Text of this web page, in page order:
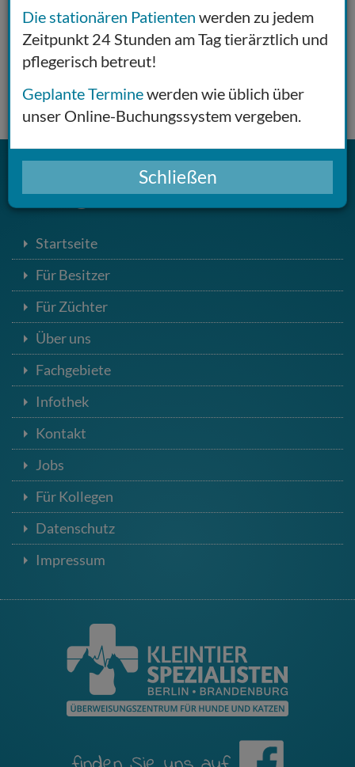
Praxisrundgang
Zahlungsmöglichkeiten
Online-Terminbuchung
Herzlich Willkommen!
Navigation
Startseite
Für Besitzer
Für Züchter
Über uns
Fachgebiete
Infothek
Kontakt
Jobs
Für Kollegen
Datenschutz
Impressum
Die stationären Patienten werden zu jedem
Zeitpunkt 24 Stunden am Tag tierärztlich und
pflegerisch betreut!
Geplante Terminewerden wie üblich über
unser Online-Buchungssystem vergeben.
Schließen